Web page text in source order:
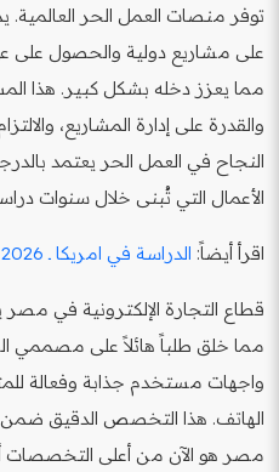
توفر منصات العمل الحر
على مشاريع دولية والحصول على
مما يعزز دخله بشكل كبير. هذا
والقدرة على إدارة المشاريع،
النجاح في العمل الحر يعتمد
الأعمال التي تُبنى خلال سنوات
اقرأ أيضاً: الدراسة في امريكا ـ 2026
قطاع التجارة الإلكترونية في
مما خلق طلباً هائلاً على مصممي
واجهات مستخدم جذابة وفعالة
الهاتف. هذا التخصص الدقيق
مصر هو الآن من أعلى التخصصات